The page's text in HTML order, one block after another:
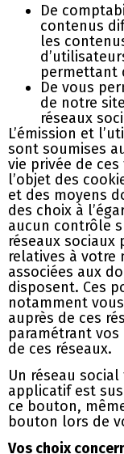
De
contenus
les
permettant
De vous
de notre
réseaux
L’émission et
sont soumises
vie privée de
l’objet des
et des moyens
des choix à
aucun contrôle
réseaux
relatives à votre
associées aux
disposent. Ces
notamment
auprès de ces
paramétrant
de ces réseaux.
Un réseau
applicatif est
ce bouton,
bouton lors de
Vos choix